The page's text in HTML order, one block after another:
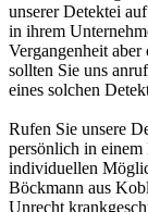
unserer Detektei
in ihrem
Vergangenheit
sollten Sie uns
eines solchen
Rufen Sie unsere
persönlich in einem
individuellen
Böckmann aus
Unrecht